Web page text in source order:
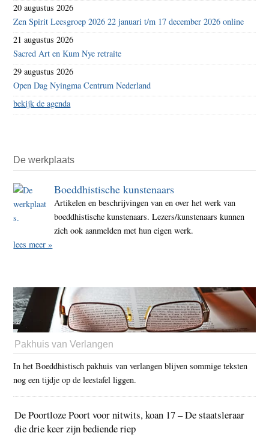
20 augustus 2026
Zen Spirit Leesgroep 2026 22 januari t/m 17 december 2026 online
21 augustus 2026
Sacred Art en Kum Nye retraite
29 augustus 2026
Open Dag Nyingma Centrum Nederland
bekijk de agenda
De werkplaats
Boeddhistische kunstenaars
Artikelen en beschrijvingen van en over het werk van
boeddhistische kunstenaars. Lezers/kunstenaars kunnen
zich ook aanmelden met hun eigen werk.
lees meer »
Pakhuis van Verlangen
In het Boeddhistisch pakhuis van verlangen blijven sommige teksten
nog een tijdje op de leestafel liggen.
De Poortloze Poort voor nitwits, koan 17 – De staatsleraar
die drie keer zijn bediende riep